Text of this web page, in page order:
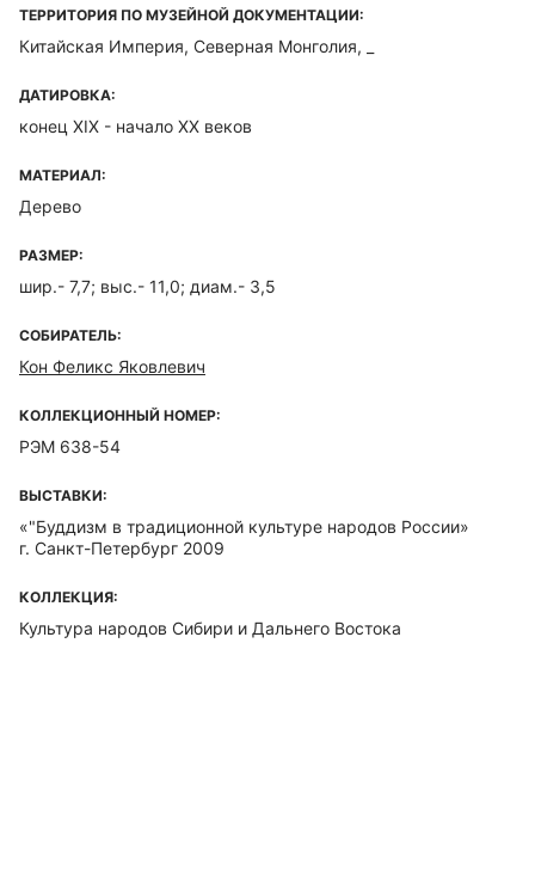
ТЕРРИТОРИЯ ПО МУЗЕЙНОЙ ДОКУМЕНТАЦИИ:
Китайская Империя, Северная Монголия, _
ДАТИРОВКА:
конец XIX - начало XX веков
МАТЕРИАЛ:
Дерево
РАЗМЕР:
шир.- 7,7; выс.- 11,0; диам.- 3,5
СОБИРАТЕЛЬ:
Кон Феликс Яковлевич
КОЛЛЕКЦИОННЫЙ НОМЕР:
РЭМ 638-54
ВЫСТАВКИ:
«"Буддизм в традиционной культуре народов России»
г. Санкт-Петербург 2009
КОЛЛЕКЦИЯ:
Культура народов Сибири и Дальнего Востока